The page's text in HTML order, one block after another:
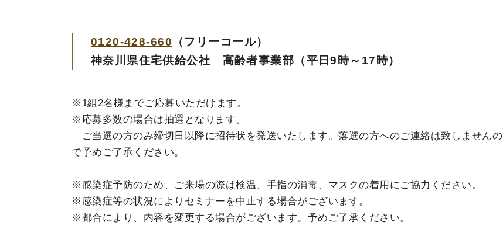
0120-428-660 （フリーコール）
神奈川県住宅供給公社 高齢者事業部（平日9時～17時）
※1組2名様までご応募いただけます。
※応募多数の場合は抽選となります。
ご当選の方のみ締切日以降に招待状を発送いたします。落選の方へのご連絡は致しませんの
で予めご了承ください。
※感染症予防のため、ご来場の際は検温、手指の消毒、マスクの着用にご協力ください。
※感染症等の状況によりセミナーを中止する場合がございます。
※都合により、内容を変更する場合がございます。予めご了承ください。